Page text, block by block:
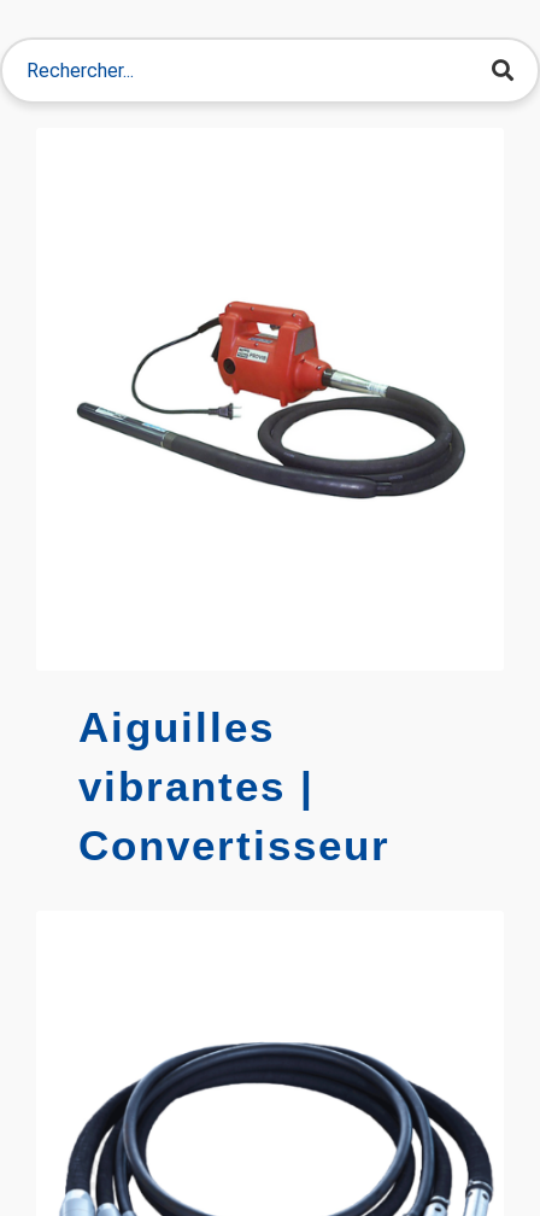
Aiguilles
vibrantes |
Convertisseur